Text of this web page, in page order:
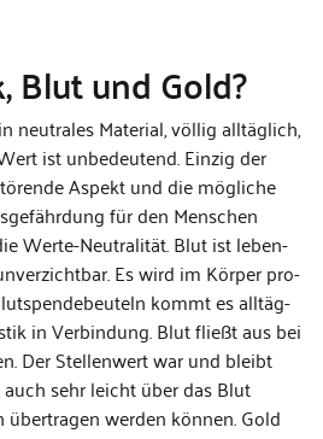
Blut und Gold?
neu­tra­les Mate­rial, völ­lig all­täg­lich,
ist unbe­deu­tend. Ein­zig der
Aspekt und die mög­li­che
für den Men­schen
Werte-Neutralität. Blut ist leben­
Es wird im Kör­per pro­
kommt es all­täg­
in Ver­bin­dung. Blut fließt aus bei
Der Stel­len­wert war und bleibt
sehr leicht über das Blut
über­tra­gen wer­den kön­nen. Gold